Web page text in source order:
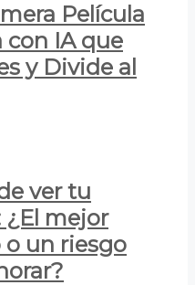
Película
con IA que
y Divide al
ver tu
mejor
un riesgo